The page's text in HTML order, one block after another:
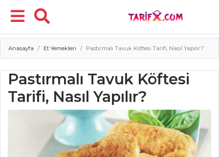
Menü
Anasayfa Et Yemekleri Pastırmalı Tavuk Köftesi Tarifi, Nasıl Yapılır?
Pastırmalı Tavuk Köftesi
Tarifi, Nasıl Yapılır?